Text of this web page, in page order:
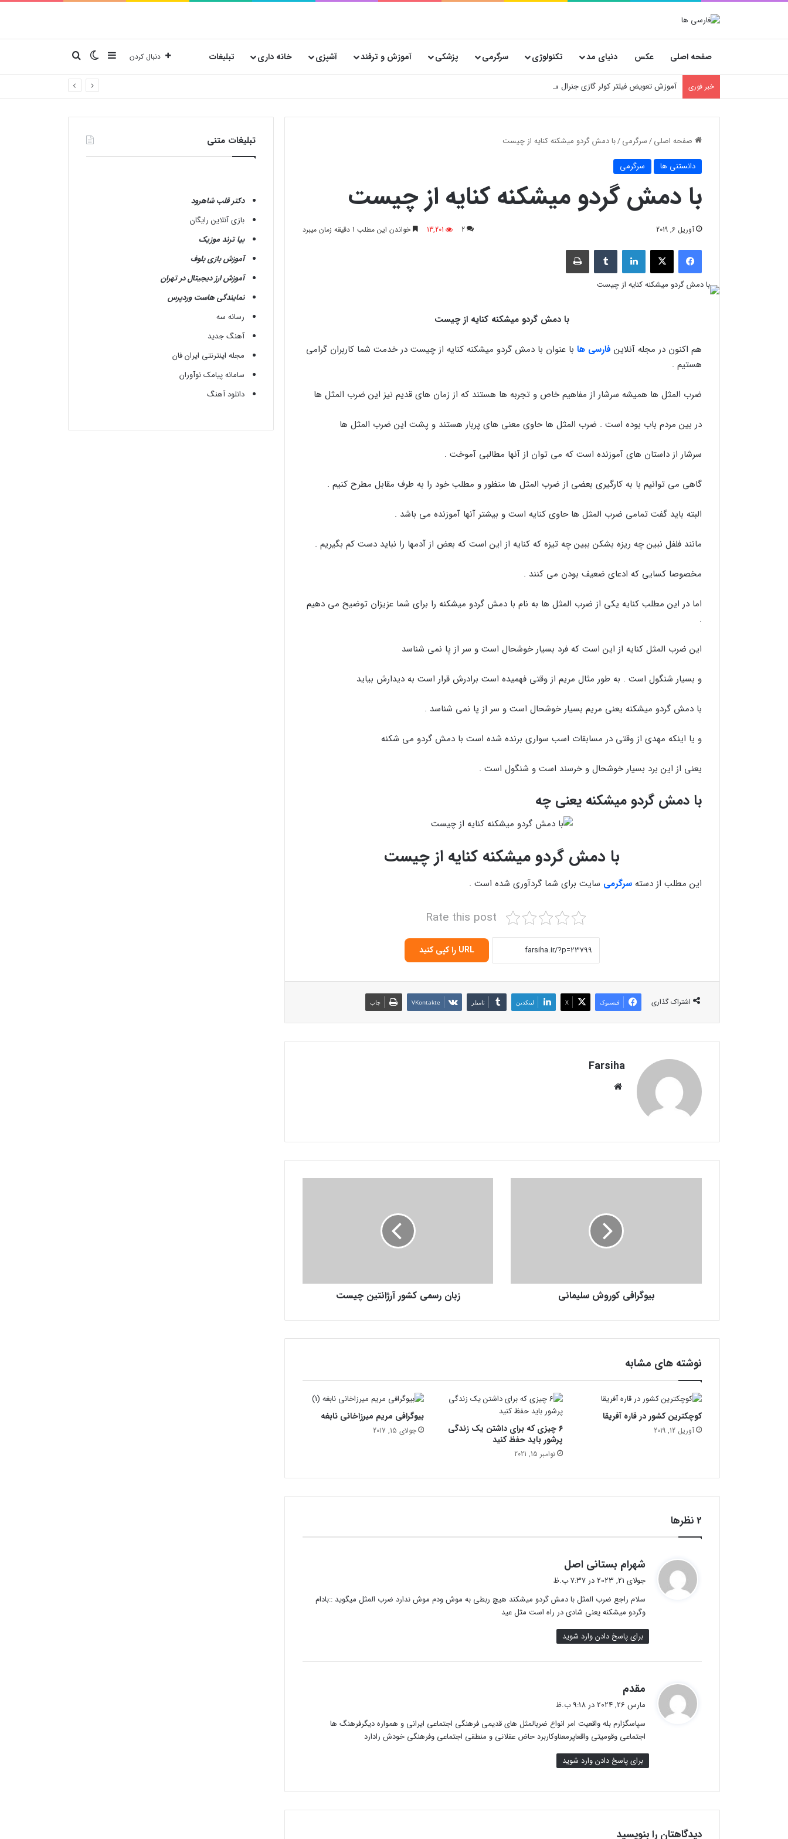
صفحه اصلی عکس دنیای مد تکنولوژی سرگرمی پزشکی آموزش و ترفند آشپزی خانه داری تبلیغات دنبال کردن نوارکناریتغییر پوسته
جستجو برای
خبر فوری آموزش تعویض فیلتر کولر گازی جنرال مکس
صفحه اصلی/ سرگرمی/با دمش گردو میشکنه کنایه از چیست
دانستنی ها سرگرمی
با دمش گردو میشکنه کنایه از چیست
آوریل 6, 2019 2
13,201 خواندن این مطلب 1 دقیقه زمان میبرد
فیسبوک X لینکدین ‫تامبلر چاپ
با دمش گردو میشکنه کنایه از چیست
هم اکنون در مجله آنلاین فارسی ها با عنوان با دمش گردو میشکنه کنایه از چیست در خدمت شما کاربران گرامی
هستیم .
ضرب المثل ها همیشه سرشار از مفاهیم خاص و تجربه ها هستند که از زمان های قدیم نیز این ضرب المثل ها
در بین مردم باب بوده است . ضرب المثل ها حاوی معنی های پربار هستند و پشت این ضرب المثل ها
سرشار از داستان های آموزنده است که می توان از آنها مطالبی آموخت .
گاهی می توانیم با به کارگیری بعضی از ضرب المثل ها منظور و مطلب خود را به طرف مقابل مطرح کنیم .
البته باید گفت تمامی ضرب المثل ها حاوی کنایه است و بیشتر آنها آموزنده می باشد .
مانند فلفل نبین چه ریزه بشکن ببین چه تیزه که کنایه از این است که بعض از آدمها را نباید دست کم بگیریم .
مخصوصا کسایی که ادعای ضعیف بودن می کنند .
اما در این مطلب کنایه یکی از ضرب المثل ها به نام با دمش گردو میشکنه را برای شما عزیزان توضیح می دهیم
.
این ضرب المثل کنایه از این است که فرد بسیار خوشحال است و سر از پا نمی شناسد
و بسیار شنگول است . به طور مثال مریم از وقتی فهمیده است برادرش قرار است به دیدارش بیاید
با دمش گردو میشکنه یعنی مریم بسیار خوشحال است و سر از پا نمی شناسد .
و یا اینکه مهدی از وقتی در مسابقات اسب سواری برنده شده است با دمش گردو می شکنه
یعنی از این برد بسیار خوشحال و خرسند است و شنگول است .
با دمش گردو میشکنه یعنی چه
با دمش گردو میشکنه کنایه از چیست
این مطلب از دسته سرگرمی سایت برای شما گردآوری شده است .
Rate this post
URL را کپی کنید
اشتراک گذاری فیسبوک X لینکدین ‫تامبلر ‫VKontakte چاپ
Farsiha
ک
و
ل
ی
م
ا
ن
ی
بیوگرافی کوروش سلیمانی
ک
ر
ن
چ
ی
زبان رسمی کشور آرژانتین چیست
نوشته های مشابه
کوچکترین کشور در قاره آفریقا
آوریل 12, 2019
۶ چیزی که برای داشتن یک زندگی
پرشور باید حفظ کنید
نوامبر 15, 2021
بیوگرافی مریم میرزاخانی نابغه
جولای 15, 2017
‫2 نظرها
شهرام بستانی اصل
:
جولای 21, 2023 در 7:37 ب.ظ
سلام راجع ضرب المثل با دمش گردو میشکند هیچ ربطی به موش ودم موش ندارد ضرب المثل میگوید ::بادام
وگردو میشکنه یعنی شادی در راه است مثل عید
برای پاسخ دادن وارد شوید
مقدم
ف
:
مارس 26, 2024 در 9:18 ب.ظ
سپاسگزارم بله واقعیت امر انواع ضربالمثل های قدیمی فرهنگی اجتماعی ایرانی و همواره دیگرفرهنگ ها
اجتماعی وقومیتی واقعاپرمعناوکاربرد حاض عقلانی و منطقی اجتماعی وفرهنگی خودش رادارد
برای پاسخ دادن وارد شوید
دیدگاهتان را بنویسید
تبلیغات متنی
دکتر قلب شاهرود
بازی آنلاین رایگان
بیا ترند موزیک
آموزش بازی بلوف
آموزش ارز دیجیتال در تهران
نمایندگی هاست وردپرس
رسانه سه
آهنگ جدید
مجله اینترنتی ایران فان
سامانه پیامک نوآوران
دانلود آهنگ